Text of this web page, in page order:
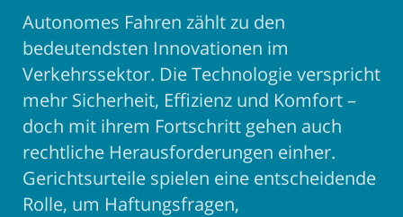
Autonomes Fahren zählt zu den
bedeutendsten Innovationen im
Verkehrssektor. Die Technologie verspricht
mehr Sicherheit, Effizienz und Komfort –
doch mit ihrem Fortschritt gehen auch
rechtliche Herausforderungen einher.
Gerichtsurteile spielen eine entscheidende
Rolle, um Haftungsfragen,